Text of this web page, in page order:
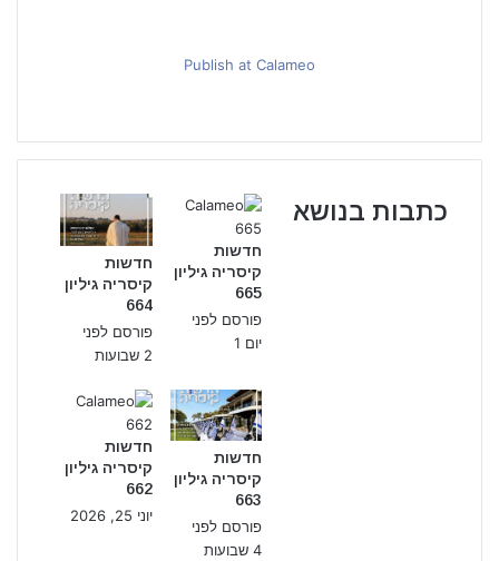
Publish at Calameo
כתבות בנושא
חדשות
קיסריה גיליון
665
פורסם לפני
יום 1
חדשות
קיסריה גיליון
664
פורסם לפני
2 שבועות
חדשות
קיסריה גיליון
663
פורסם לפני
4 שבועות
חדשות
קיסריה גיליון
662
יוני 25, 2026